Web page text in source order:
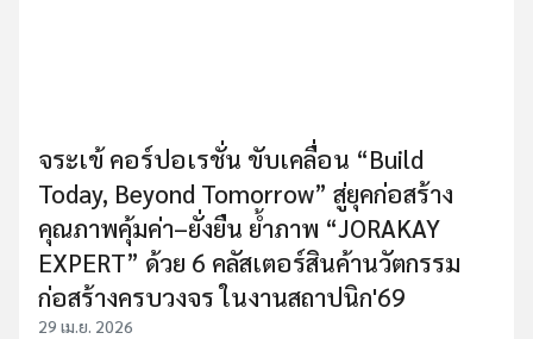
จระเข้ คอร์ปอเรชั่น ขับเคลื่อน “Build
Today, Beyond Tomorrow” สู่ยุคก่อสร้าง
คุณภาพคุ้มค่า–ยั่งยืน ย้ำภาพ “JORAKAY
EXPERT” ด้วย 6 คลัสเตอร์สินค้านวัตกรรม
ก่อสร้างครบวงจร ในงานสถาปนิก'69
29 เม.ย. 2026